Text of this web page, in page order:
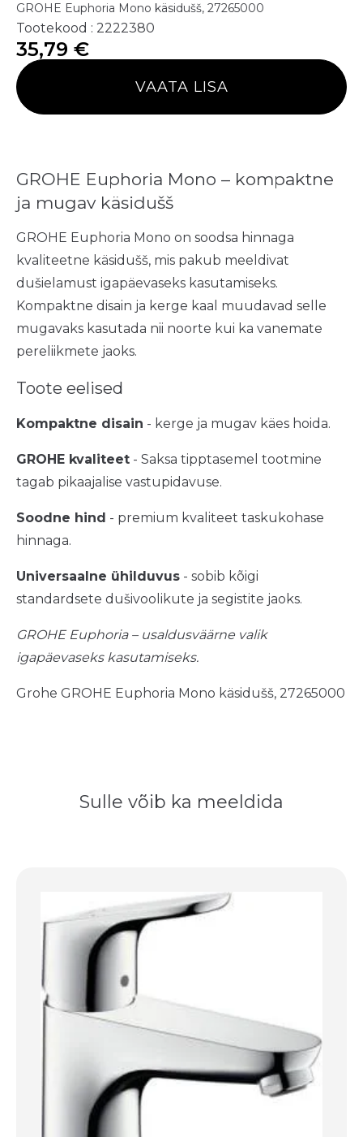
GROHE Euphoria Mono käsidušš, 27265000
Tootekood : 2222380
35,79 €
VAATA LISA
GROHE Euphoria Mono – kompaktne
ja mugav käsidušš
GROHE Euphoria Mono on soodsa hinnaga
kvaliteetne käsidušš, mis pakub meeldivat
dušielamust igapäevaseks kasutamiseks.
Kompaktne disain ja kerge kaal muudavad selle
mugavaks kasutada nii noorte kui ka vanemate
pereliikmete jaoks.
Toote eelised
Kompaktne disain - kerge ja mugav käes hoida.
GROHE kvaliteet - Saksa tipptasemel tootmine
tagab pikaajalise vastupidavuse.
Soodne hind - premium kvaliteet taskukohase
hinnaga.
Universaalne ühilduvus - sobib kõigi
standardsete dušivoolikute ja segistite jaoks.
GROHE Euphoria – usaldusväärne valik
igapäevaseks kasutamiseks.
Grohe GROHE Euphoria Mono käsidušš, 27265000
Sulle võib ka meeldida